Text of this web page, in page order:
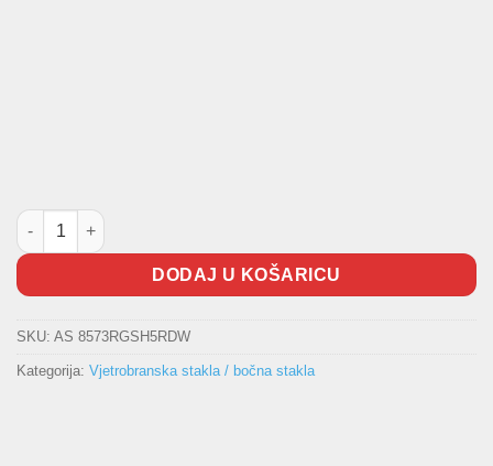
Bočno staklo Polo 2001-2009 Zadnje desno količina
DODAJ U KOŠARICU
SKU: AS 8573RGSH5RDW
Kategorija: Vjetrobranska stakla / bočna stakla